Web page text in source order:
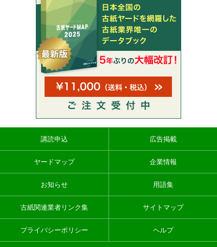
講読申込 広告掲載
ヤードマップ 企業情報
お知らせ 用語集
古紙関連業者リンク集 サイトマップ
プライバシーポリシー ヘルプ